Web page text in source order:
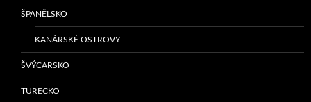
ŠPANĚLSKO
KANÁRSKÉ OSTROVY
ŠVÝCARSKO
TURECKO